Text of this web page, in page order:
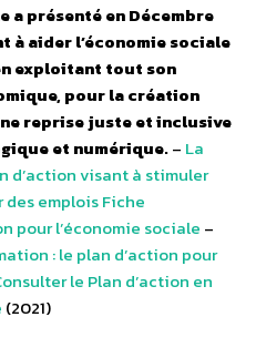
a présenté en Décembre
à aider l’économie sociale
exploitant tout son
pour la création
reprise juste et inclusive
et numérique.– La
d’action visant à stimuler
des emploisFiche
pour l’économie sociale –
: le plan d’action pour
le Plan d’action en
(2021)